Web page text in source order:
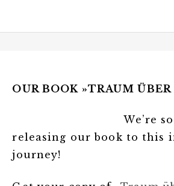
OUR BOOK »TRAUM ÜBER
We’re
releasing our book to this
journey!